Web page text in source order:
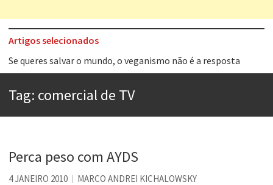
Artigos selecionados
Tem que filmar isso daí
Aprender a fracassar é o segredo do sucesso
Esse tal de Rock Gaúcho
Os causos de Jorge Luis Borges
Tag: comercial de TV
Perca peso com AYDS
4 JANEIRO 2010 MARCO ANDREI KICHALOWSKY